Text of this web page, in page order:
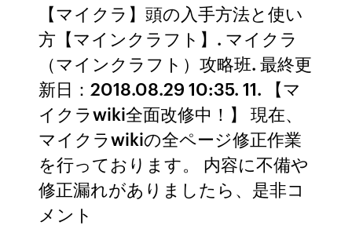
【マイクラ】頭の入手方法と使い
方【マインクラフト】. マイクラ
（マインクラフト）攻略班. 最終更
新日：2018.08.29 10:35. 11. 【マ
イクラwiki全面改修中！】 現在、
マイクラwikiの全ページ修正作業
を行っております。 内容に不備や
修正漏れがありましたら、是非コ
メント